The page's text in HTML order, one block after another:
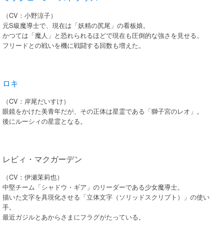
（CV：小野涼子）
元S級魔導士で、現在は「妖精の尻尾」の看板娘。
かつては「魔人」と恐れられるほどで現在も圧倒的な強さを見せる。
フリードとの戦いを機に戦闘する回数も増えた。
ロキ
（CV：岸尾だいすけ）
眼鏡をかけた美青年だが、その正体は星霊である「獅子宮のレオ」。
後にルーシィの星霊となる。
レビィ・マクガーデン
（CV：伊瀬茉莉也）
中堅チーム「シャドウ・ギア」のリーダーである少女魔導士。
描いた文字を具現化させる「立体文字（ソリッドスクリプト）」の使い
手。
最近ガジルとあからさまにフラグがたっている。